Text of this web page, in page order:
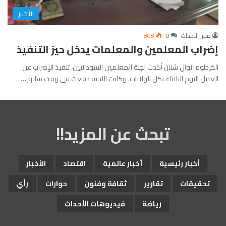
الأخبار
محرر الاحداث 0
808
إضراب المعلمين والمعلمات يدخل حيز التنفيذ
الخرطوم-نوال شنان أكدت لجنة المعلمين السودانيين، تنفيذ الإضراب عن
العمل اليوم الثلاثاء بكل الولايات. وكانت اللجنة دفعت في وقت سابق…
تبحث عن المزيد!!
أخبار رئيسية أخبار عالمية اقتصاد
الأخبار
تحقيقات
تقارير ثقافة وفنون حوارات
رأي
رياضة
فيديوهات الأحداث